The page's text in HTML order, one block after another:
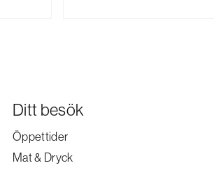
Ditt besök
Öppettider
Mat & Dryck